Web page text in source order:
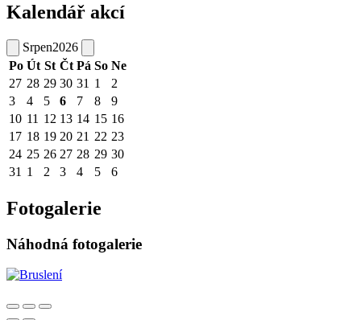
Kalendář akcí
Srpen2026
Po Út St Čt Pá So Ne
27 28 29 30 31 1
2
3
4 5 6 7 8
9
10 11 12 13 14 15 16
17 18 19 20 21 22 23
24 25 26 27 28 29 30
31 1 2 3 4 5 6
Fotogalerie
Náhodná fotogalerie